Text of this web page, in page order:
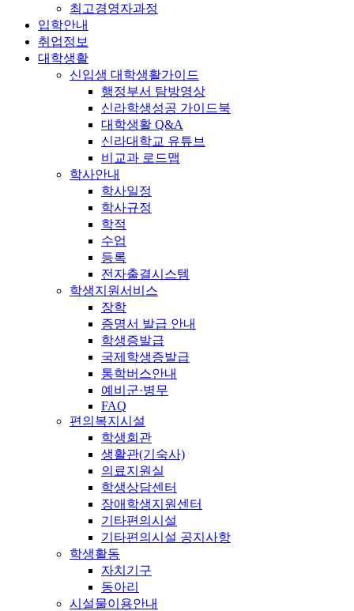
최고경영자과정
입학안내
취업정보
대학생활
신입생 대학생활가이드
행정부서 탐방영상
신라학생성공 가이드북
대학생활 Q&A
신라대학교 유튜브
비교과 로드맵
학사안내
학사일정
학사규정
학적
수업
등록
전자출결시스템
학생지원서비스
장학
증명서 발급 안내
학생증발급
국제학생증발급
통학버스안내
예비군·병무
FAQ
편의복지시설
학생회관
생활관(기숙사)
의료지원실
학생상담센터
장애학생지원센터
기타편의시설
기타편의시설 공지사항
학생활동
자치기구
동아리
시설물이용안내